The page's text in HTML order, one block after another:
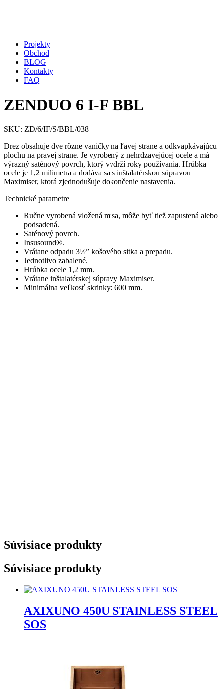
Projekty
Obchod
BLOG
Kontakty
FAQ
ZENDUO 6 I-F BBL
SKU: ZD/6/IF/S/BBL/038
Drez obsahuje dve rôzne vaničky na ľavej strane a odkvapkávajúcu
plochu na pravej strane. Je vyrobený z nehrdzavejúcej ocele a má
výrazný saténový povrch, ktorý vydrží roky používania. Hrúbka
ocele je 1,2 milimetra a dodáva sa s inštalatérskou súpravou
Maximiser, ktorá zjednodušuje dokončenie nastavenia.
Technické parametre
Ručne vyrobená vložená misa, môže byť tiež zapustená alebo
podsadená.
Saténový povrch.
Insusound®.
Vrátane odpadu 3½” košového sitka a prepadu.
Jednotlivo zabalené.
Hrúbka ocele 1,2 mm.
Vrátane inštalatérskej súpravy Maximiser.
Minimálna veľkosť skrinky: 600 mm.
Súvisiace produkty
Súvisiace produkty
AXIXUNO 450U STAINLESS STEEL
SOS